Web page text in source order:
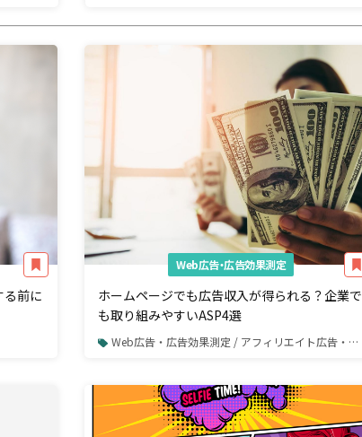
る前に
Web広告・広告効果測定
ホームページでも広告収入が得られる？企業で
も取り組みやすいASP4選
Web広告・広告効果測定 / アフィリエイト広告・ASP